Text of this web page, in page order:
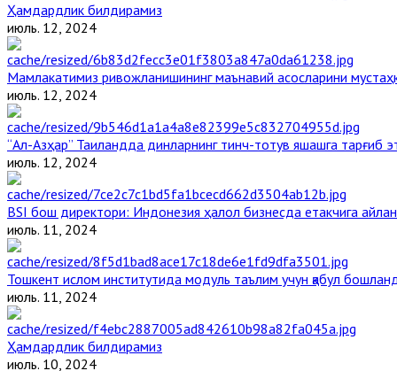
Ҳамдардлик билдирамиз
июль. 12, 2024
Мамлакатимиз ривожланишининг маънавий асосларини
июль. 12, 2024
“Ал-Азҳар” Таиландда динларнинг тинч-тотув яшашга тарғиб
июль. 12, 2024
BSI бош директори: Индонезия ҳалол бизнесда етакчига
июль. 11, 2024
Тошкент ислом институтида модуль таълим учун қабул
июль. 11, 2024
Ҳамдардлик билдирамиз
июль. 10, 2024